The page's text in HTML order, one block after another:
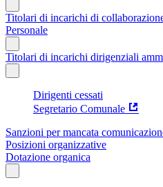
Titolari di incarichi di
Personale
Titolari di incarichi dirigenziali
Dirigenti cessati
Segretario Comunale
Sanzioni per mancata
Posizioni organizzative
Dotazione organica